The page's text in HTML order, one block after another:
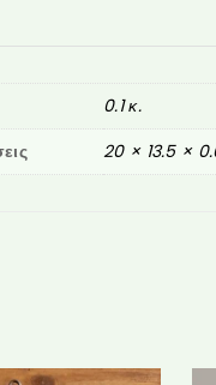
0.1 κ.
20 × 13.5 ×